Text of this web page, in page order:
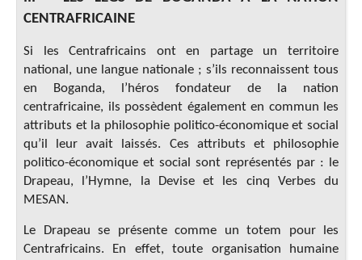
CENTRAFRICAINE
Si les Centrafricains ont en partage un territoire
national, une langue nationale ; s’ils reconnaissent tous
en Boganda, l’héros fondateur de la nation
centrafricaine, ils possèdent également en commun les
attributs et la philosophie politico-économique et social
qu’il leur avait laissés. Ces attributs et philosophie
politico-économique et social sont représentés par : le
Drapeau, l’Hymne, la Devise et les cinq Verbes du
MESAN.
Le Drapeau se présente comme un totem pour les
Centrafricains. En effet, toute organisation humaine